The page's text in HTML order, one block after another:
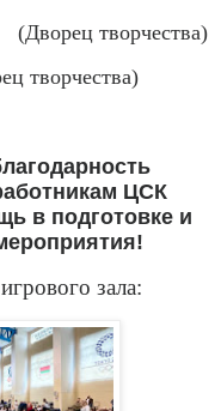
(Дворец творчества)
творчества)
ЦСК
в подготовке и
зала: